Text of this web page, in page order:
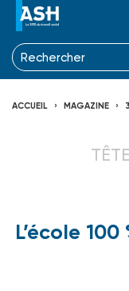
ACCUEIL MAGAZINE
L’école